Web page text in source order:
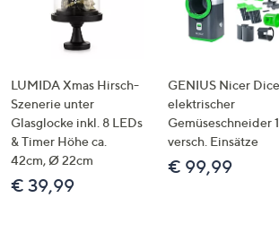
LUMIDA Xmas Hirsch-
Szenerie unter
Glasglocke inkl. 8 LEDs
& Timer Höhe ca.
42cm, Ø 22cm
€ 39,99
GENIUS Nicer
elektrischer
Gemüseschneider
versch. Einsätze
€ 99,99